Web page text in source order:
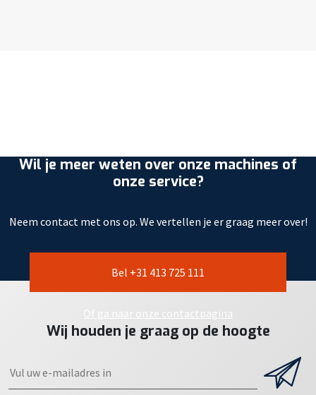
Wil je meer weten over onze machines of
onze service?
Neem contact met ons op. We vertellen je er graag meer over!
Bel +31 413 725 111
Of ga naar onze contactpagina
Wij houden je graag op de hoogte